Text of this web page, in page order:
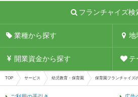
フランチャイズ検
業種から探す 地
開業資金から探す テ
TOP サービス 幼児教育・保育園 保育園フランチャイズ